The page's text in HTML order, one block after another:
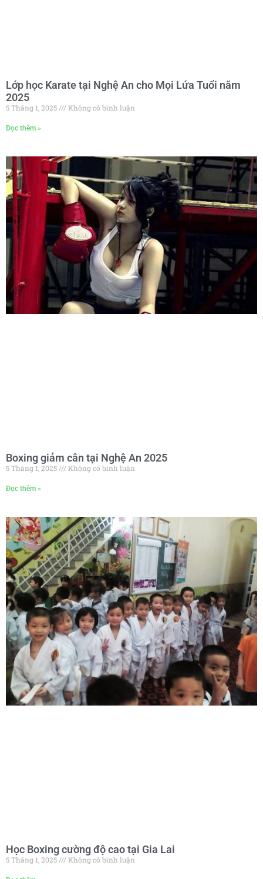
Lớp học Karate tại Nghệ An cho Mọi Lứa Tuổi năm
2025
5 Tháng 1, 2025 Không có bình luận
Đọc thêm »
Boxing giảm cân tại Nghệ An 2025
5 Tháng 1, 2025 Không có bình luận
Đọc thêm »
Học Boxing cường độ cao tại Gia Lai
5 Tháng 1, 2025 Không có bình luận